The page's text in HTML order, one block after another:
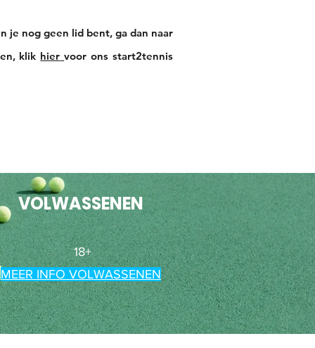
je nog geen lid bent, ga dan naar
klik hier voor ons start2tennis
VOLWASSENEN
18+
MEER INFO VOLWASSENEN